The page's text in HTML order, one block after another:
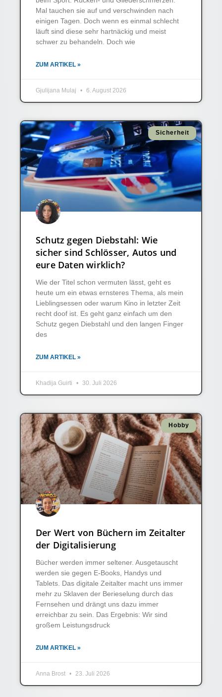
Mal tauchen sie auf und verschwinden nach
einigen Tagen. Doch wenn es einmal schlecht
läuft sind diese sehr hartnäckig und meist
schwer zu behandeln. Doch wie
ZUM ARTIKEL »
Gjulijana Mulaj 6. August 2026
Sicherheit
Schutz gegen Diebstahl: Wie
sicher sind Schlösser, Autos und
eure Daten wirklich?
Wie der Titel schon vermuten lässt, geht es
heute um ein etwas ernsteres Thema, als mein
Lieblingsessen oder warum Kino in letzter Zeit
recht doof ist. Es geht ganz einfach um den
Schutz gegen Diebstahl und den langen Finger
des
ZUM ARTIKEL »
Khadija Guirti 30. Juli 2026
Hobby
Der Wert von Büchern im Zeitalter
der Digitalisierung
Bücher werden immer seltener. Ausgetauscht
werden sie gegen E-Books, Handys und
Tablets. Das digitale Zeitalter macht uns immer
mehr zu Sklaven der Berieselung durch das
Fernsehen und drängt uns dazu immer
erreichbar zu sein. Das Ergebnis: Wir sind
großem Leistungsdruck
ZUM ARTIKEL »
Anna Brost 23. Juli 2026